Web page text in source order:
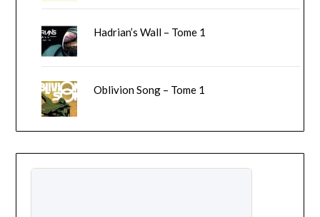
Hadrian’s Wall – Tome 1
Oblivion Song – Tome 1